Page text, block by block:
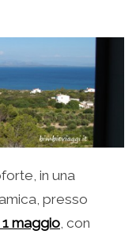
in una
presso
maggio, con